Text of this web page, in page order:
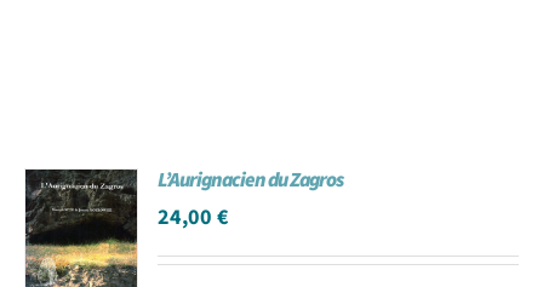
L’Aurignacien du Zagros
24,00€